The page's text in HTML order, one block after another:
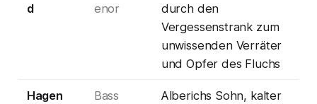
d
enor
durch den
Vergessenstrank zum
unwissenden Verräter
und Opfer des Fluchs
Hagen Bass
Alberichs Sohn, kalter